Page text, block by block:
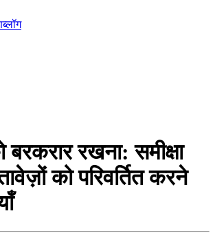
ब्लॉग
रखना: समीक्षा
को परिवर्तित करने